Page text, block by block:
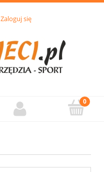
Zaloguj się